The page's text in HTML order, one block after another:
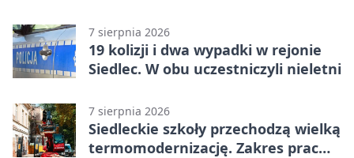
7 sierpnia 2026
19 kolizji i dwa wypadki w rejonie
Siedlec. W obu uczestniczyli nieletni
7 sierpnia 2026
Siedleckie szkoły przechodzą wielką
termomodernizację. Zakres prac